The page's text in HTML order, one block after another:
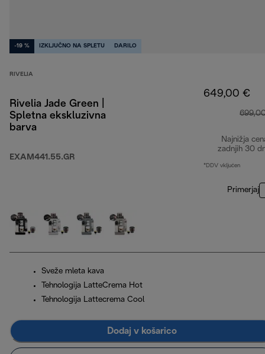
-19 % IZKLJUČNO NA SPLETU DARILO
RIVELIA
Rivelia Jade Green |
Spletna ekskluzivna
barva
EXAM441.55.GR
649,00 €
Najnižja
zadnjih 30
*DDV vključen
Primerjaj
Sveže mleta kava
Tehnologija LatteCrema Hot
Tehnologija Lattecrema Cool
Dodaj v košarico